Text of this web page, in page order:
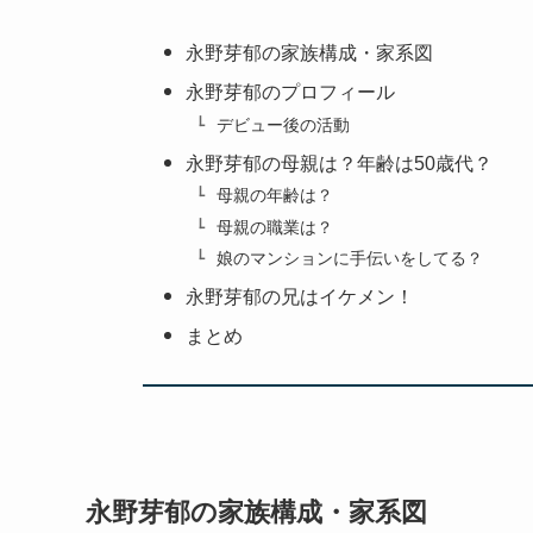
永野芽郁の家族構成・家系図
永野芽郁のプロフィール
デビュー後の活動
永野芽郁の母親は？年齢は50歳代？
母親の年齢は？
母親の職業は？
娘のマンションに手伝いをしてる？
永野芽郁の兄はイケメン！
まとめ
永野芽郁の家族構成・家系図